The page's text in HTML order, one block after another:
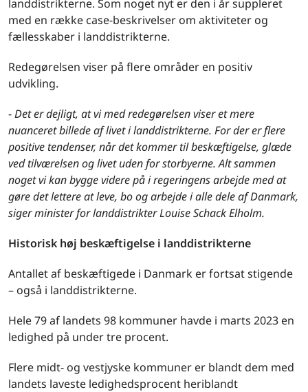
landdistrikterne. Som noget nyt er den i år suppleret
med en række case-beskrivelser om aktiviteter og
fællesskaber i landdistrikterne.
Redegørelsen viser på flere områder en positiv
udvikling.
-Det er dejligt, at vi med redegørelsen viser et mere
nuanceret billede af livet i landdistrikterne. For der er flere
positive tendenser, når det kommer til beskæftigelse, glæde
ved tilværelsen og livet uden for storbyerne. Alt sammen
noget vi kan bygge videre på i regeringens arbejde med at
gøre det lettere at leve, bo og arbejde i alle dele af Danmark,
siger minister for landdistrikter Louise Schack Elholm.
Historisk høj beskæftigelse i landdistrikterne
Antallet af beskæftigede i Danmark er fortsat stigende
– også i landdistrikterne.
Hele 79 af landets 98 kommuner havde i marts 2023 en
ledighed på under tre procent.
Flere midt- og vestjyske kommuner er blandt dem med
landets laveste ledighedsprocent heriblandt